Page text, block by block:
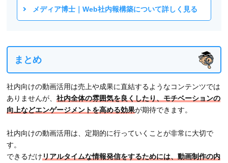
メディア博士｜Web社内報構築について詳しく見る
まとめ
社内向けの動画活用は売上や成果に直結するようなコンテンツでは
ありませんが、社内全体の雰囲気を良くしたり、モチベーションの
向上などエンゲージメントを高める効果が期待できます。
社内向けの動画活用は、定期的に行っていくことが非常に大切で
す。
できるだけ リアルタイムな情報発信をするためには、動画制作の内